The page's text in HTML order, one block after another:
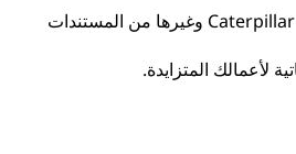
تتوفر كتيبات منتجات Caterpillar وغيرها من المستندات
لأعمالك المتزايدة.